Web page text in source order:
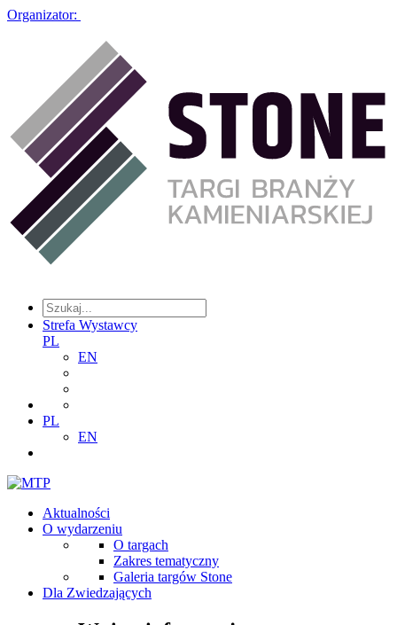
Organizator:
Strefa Wystawcy
PL
EN
PL
EN
Aktualności
O wydarzeniu
O targach
Zakres tematyczny
Galeria targów Stone
Dla Zwiedzających